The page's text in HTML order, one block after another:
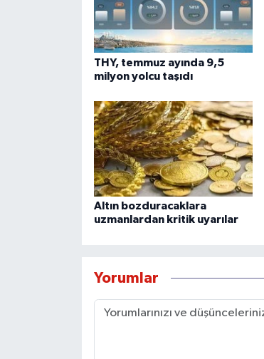
THY, temmuz ayında 9,5
milyon yolcu taşıdı
Altın bozduracaklara
uzmanlardan kritik uyarılar
Yorumlar